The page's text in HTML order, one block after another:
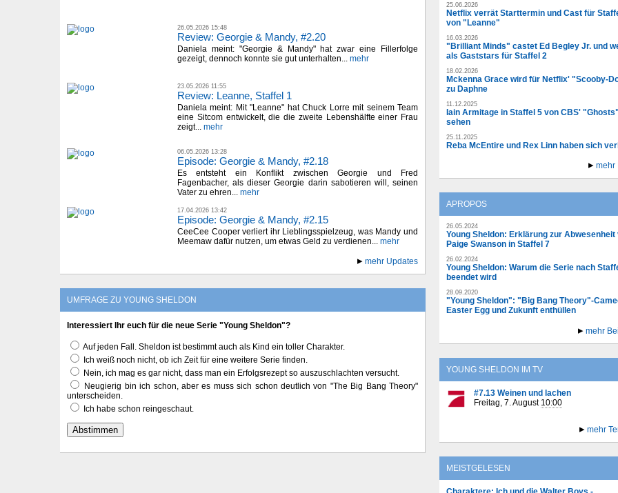
26.05.2026 15:48
Review: Georgie & Mandy, #2.20
Daniela meint: "Georgie & Mandy" hat zwar eine Fillerfolge
gezeigt, dennoch konnte sie gut unterhalten... mehr
23.05.2026 11:55
Review: Leanne, Staffel 1
Daniela meint: Mit "Leanne" hat Chuck Lorre mit seinem Team
eine Sitcom entwickelt, die die zweite Lebenshälfte einer Frau
zeigt... mehr
06.05.2026 13:28
Episode: Georgie & Mandy, #2.18
Es entsteht ein Konflikt zwischen Georgie und Fred
Fagenbacher, als dieser Georgie darin sabotieren will, seinen
Vater zu ehren... mehr
17.04.2026 13:42
Episode: Georgie & Mandy, #2.15
CeeCee Cooper verliert ihr Lieblingsspielzeug, was Mandy und
Meemaw dafür nutzen, um etwas Geld zu verdienen... mehr
mehr Updates
UMFRAGE ZU YOUNG SHELDON
Interessiert Ihr euch für die neue Serie "Young Sheldon"?
Auf jeden Fall. Sheldon ist bestimmt auch als Kind ein toller Charakter.
Ich weiß noch nicht, ob ich Zeit für eine weitere Serie finden.
Nein, ich mag es gar nicht, dass man ein Erfolgsrezept so auszuschlachten versucht.
Neugierig bin ich schon, aber es muss sich schon deutlich von "The Big Bang Theory"
unterscheiden.
Ich habe schon reingeschaut.
25.06.2026
Netflix verrät Starttermin und Cast für
von "Leanne"
16.03.2026
"Brilliant Minds" castet Ed Begley Jr. und
als Gaststars für Staffel 2
18.02.2026
Mckenna Grace wird für Netflix' "Scooby-
zu Daphne
11.12.2025
Iain Armitage in Staffel 5 von CBS'
sehen
25.11.2025
Reba McEntire und Rex Linn haben sich
mehr
APROPOS
26.05.2024
Young Sheldon: Erklärung zur Abwesenheit
Paige Swanson in Staffel 7
26.02.2024
Young Sheldon: Warum die Serie nach
beendet wird
28.09.2020
"Young Sheldon": "Big Bang Theory"-
Easter Egg und Zukunft enthüllen
mehr
YOUNG SHELDON IM TV
#7.13 Weinen und lachen
Freitag, 7. August 10:00
mehr
MEISTGELESEN